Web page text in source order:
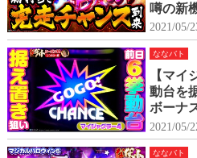
噂の新
2021/05/
ななバト
【マイ
動台を
ボーナ
ルに上
2021/05/
ななバト